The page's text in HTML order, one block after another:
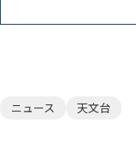
ニュース 天文台